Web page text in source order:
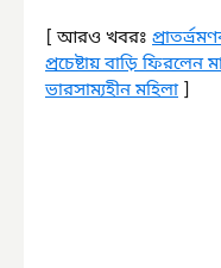
[ আরও খবরঃ
প্রচেষ্টায় বাড়ি ফিরলেন
ভারসাম্যহীন মহিলা ]